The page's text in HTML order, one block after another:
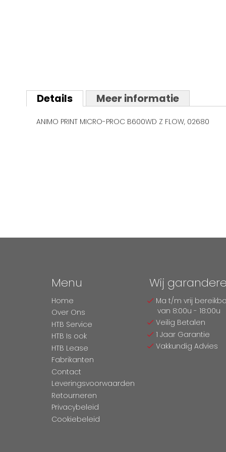
naar
het
van
Details
ANIMO PRINT MICRO-PROC B600WD Z FLOW, 02680
Meer informatie
Menu
Home
Over Ons
HTB Service
HTB Is ook
HTB Lease
Fabrikanten
Contact
Leveringsvoorwaarden
Retourneren
Privacybeleid
Cookiebeleid
Wij
Ma t/m vrij
van 8:00u - 18:00u
Veilig Betalen
1 Jaar Garantie
Vakkundig Advies